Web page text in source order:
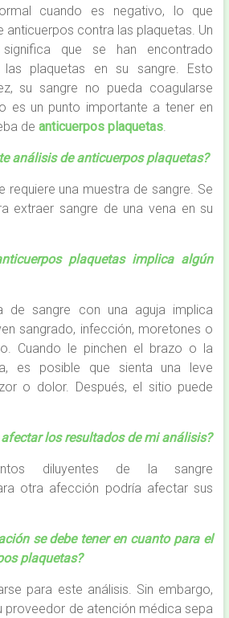
cuando es negativo, lo que
anticuerpos contra las plaquetas. Un
que se han encontrado
las plaquetas en su sangre. Esto
su sangre no pueda coagularse
es un punto importante a tener en
de anticuerpos plaquetas.
análisis de anticuerpos plaquetas?
requiere una muestra de sangre. Se
extraer sangre de una vena en su
plaquetas implica algún
de sangre con una aguja implica
sangrado, infección, moretones o
Cuando le pinchen el brazo o la
es posible que sienta una leve
o dolor. Después, el sitio puede
los resultados de mi análisis?
diluyentes de la sangre
otra afección podría afectar sus
se debe tener en cuanto para el
plaquetas?
para este análisis. Sin embargo,
proveedor de atención médica sepa